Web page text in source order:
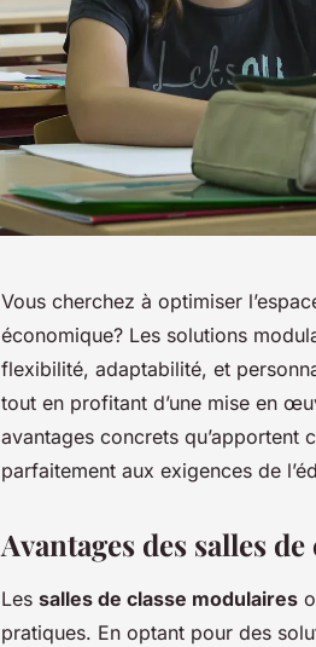
Vous cherchez à optimiser
économique? Les solutions
flexibilité, adaptabilité, et
tout en profitant d’une mise en
avantages concrets qu’apportent
parfaitement aux exigences de
Avantages des salles
Les salles de classe modulaires
pratiques. En optant pour des